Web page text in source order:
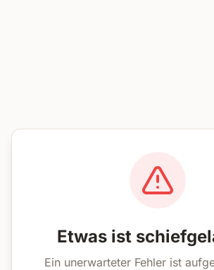
Etwas ist
Ein unerwarteter Fehler ist